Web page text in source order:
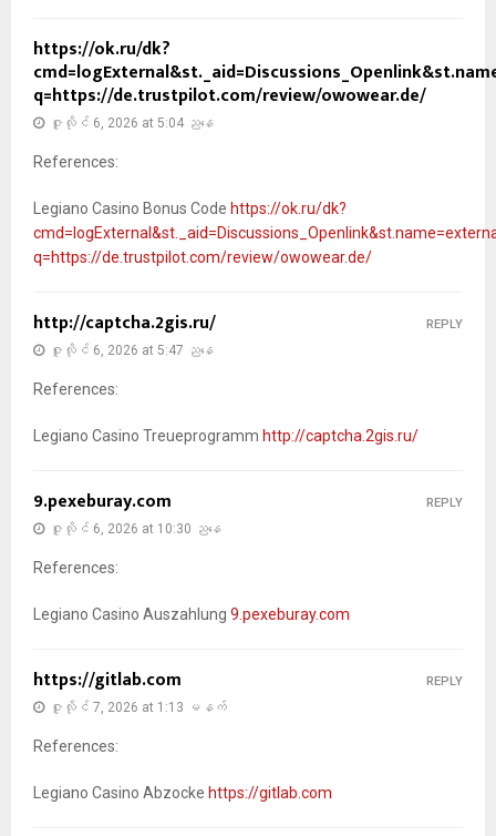
https://ok.ru/dk?
q=https://de.trustpilot.com/review/owowear.de/
ဇူလိုင် 6, 2026 at 5:04 ညနေ
References:
Legiano Casino Bonus Code https://ok.ru/dk?
q=https://de.trustpilot.com/review/owowear.de/
http://captcha.2gis.ru/
ဇူလိုင် 6, 2026 at 5:47 ညနေ
References:
Legiano Casino Treueprogramm http://captcha.2gis.ru/
REPLY
9.pexeburay.com
ဇူလိုင် 6, 2026 at 10:30 ညနေ
References:
Legiano Casino Auszahlung 9.pexeburay.com
REPLY
https://gitlab.com
ဇူလိုင် 7, 2026 at 1:13 မနက်
References:
Legiano Casino Abzocke https://gitlab.com
REPLY